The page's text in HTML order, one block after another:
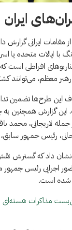
ایران
از مقامات ایرانی
ایالات متحده یا
افراطی است که
معظم، می‌توانند
این طرح‌ها تضمین
این گزارش همچنین
جمله لاریجانی، محمد
رئیس جمهور سابق،
داد که گسترش نقش
اجرایی رئیس جمهور
شده است.
مذاکرات هسته‌ای